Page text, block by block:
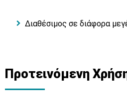
Διαθέσιμος σε διάφορα
Προτεινόμενη